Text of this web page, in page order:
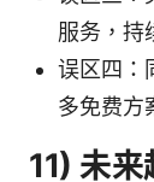
服务，持
误区四：
多免费方
11) 未